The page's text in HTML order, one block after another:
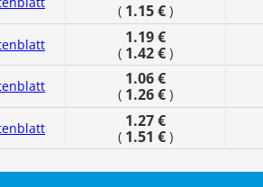
( 1.15 € )
1.19 €
( 1.42 € )
1.06 €
( 1.26 € )
1.27 €
( 1.51 € )